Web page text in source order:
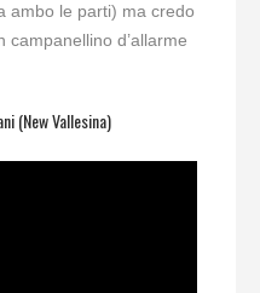
ambo le parti) ma credo
campanellino d’allarme
(New Vallesina)